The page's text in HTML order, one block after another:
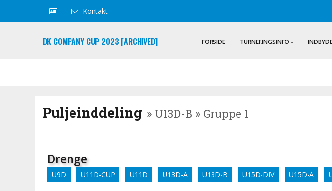
Kontakt
DK COMPANY CUP 2023 [ARCHIVED] FORSIDE TURNERINGSINFO
Puljeinddeling » U13D-B » Gruppe 1
Drenge
U9D U11D-CUP U11D U13D-A U13D-B U15D-DIV U15D-A